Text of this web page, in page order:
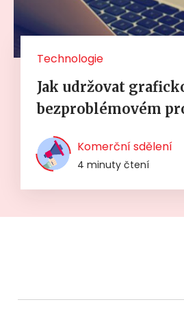
Technologie
Jak udržovat
bezproblémovém
Komerční sdělení
4 minuty čtení